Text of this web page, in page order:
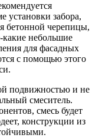
установки забора,
бетонной черепицы,
небольшие
для фасадных
с помощью этого
подвижностью и не
смеситель.
смесь будет
конструкции из